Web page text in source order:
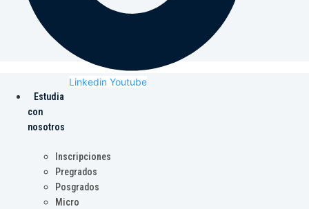
Linkedin Youtube
Estudia
con
nosotros
Inscripciones
Pregrados
Posgrados
Micro